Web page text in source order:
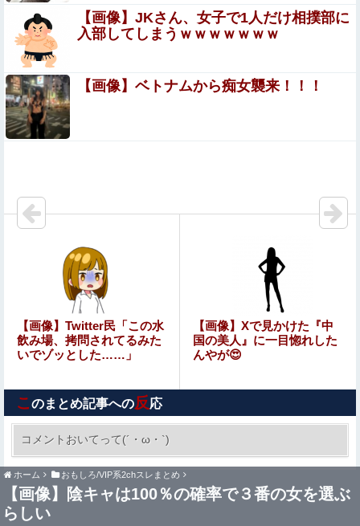
お前らの心を鷲掴みｗｗｗｗｗ
【動画】 クソガキロケット、怖すぎる…これよく轢かずに
止まれたな
【ウマ娘】昔からの既存キャラにもシナリオの顔アッ
プ演出とか追加してください
【悲報】高市政権「永住許可厳格化するわ」外国人さん
流行りだした結果がこちらw w w w w w w
【悲報】札幌オリンピック、８割が賛成・・・・
【画像】飯尾夏帆アナ、白いポロシャツから乳房が飛び出
してしまうｗｗｗｗｗｗｗ他
【悲報】高市政権「永住許可厳格化するわ」外国人さん
「もう日本ええわ…」
【画像】 釘崎野薔薇がチクニーで気持ちよくなってるエ□
画像
【画像】 女さん、アソコにとんでもない物を入
れて病院に担ぎ込まれる
えなこ×網タイツ×Tバック尻、これで興奮しないヤツはい
【画像】JKさん、女子で1人だけ相撲部に
入部してしまうｗｗｗｗｗｗｗ
【画像】ベトナムから痴女襲来！！！
【画像】Twitter民「この水
飲み場、拷問されてるみた
いでゾッとした……」
【画像】Xで見かけた『中
国の美人』に一目惚れした
んやが😍
このまとめ記事への反応
コメントおいてって(´・ω・`)
ホーム おもしろ/VIP系2chスレまとめ
【画像】陰キャは100％の確率で３番の女を選ぶ
らしい